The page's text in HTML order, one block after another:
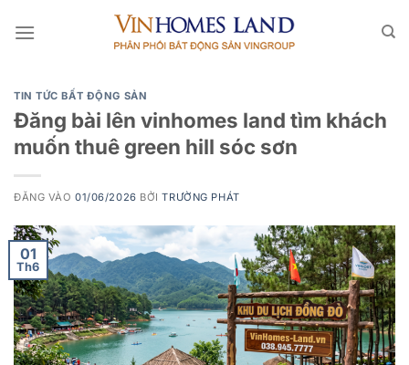
qua
TIN TỨC BẤT ĐỘNG SẢN
Đăng bài lên vinhomes land tìm khách
muốn thuê green hill sóc sơn
ĐĂNG VÀO01/06/2026 BỞITRƯỜNG PHÁT
01
Th6